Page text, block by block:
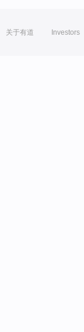
关于有道 Investors